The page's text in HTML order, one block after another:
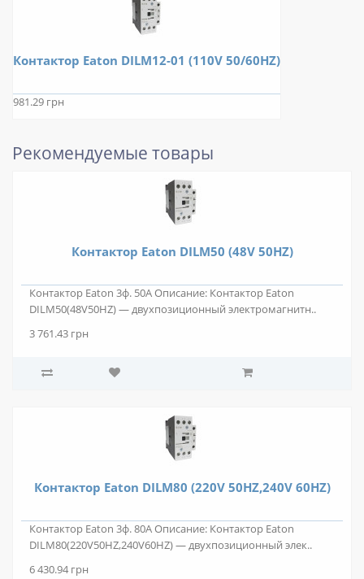
Контактор Eaton DILM12-01 (110V 50/60HZ)
981.29 грн
Рекомендуемые товары
Контактор Eaton DILM50 (48V 50HZ)
Контактор Eaton 3ф. 50А Описание: Контактор Eaton
DILM50(48V50HZ) — двухпозиционный электромагнитн..
3 761.43 грн
Контактор Eaton DILM80 (220V 50HZ,240V 60HZ)
Контактор Eaton 3ф. 80А Описание: Контактор Eaton
DILM80(220V50HZ,240V60HZ) — двухпозиционный элек..
6 430.94 грн